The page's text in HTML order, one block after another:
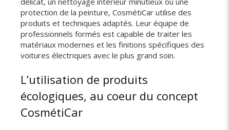
protection de la peinture, CosmétiCar utilise des
produits et techniques adaptés. Leur équipe de
professionnels formés est capable de traiter les
matériaux modernes et les finitions spécifiques des
voitures électriques avec le plus grand soin.
L’utilisation de produits
écologiques, au coeur du concept
CosmétiCar